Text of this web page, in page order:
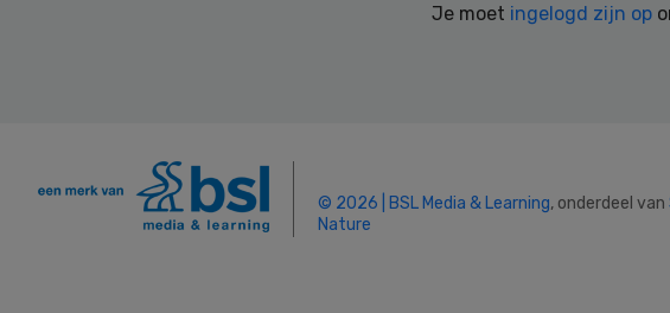
Je moet ingelogd zijn op
© 2026 | BSL Media & Learning, onderdeel van
Nature